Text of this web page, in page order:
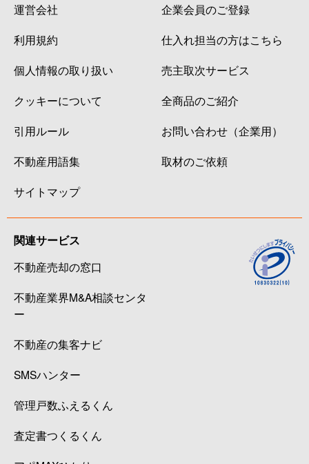
運営会社
利用規約
個人情報の取り扱い
クッキーについて
引用ルール
不動産用語集
サイトマップ
企業会員のご登録
仕入れ担当の方はこちら
売主取次サービス
全商品のご紹介
お問い合わせ（企業用）
取材のご依頼
関連サービス
不動産売却の窓口
不動産業界M&A相談センタ
ー
不動産の集客ナビ
SMSハンター
管理戸数ふえるくん
査定書つくるくん